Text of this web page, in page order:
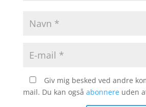
Giv mig besked ved andre
mail. Du kan også abonnereuden